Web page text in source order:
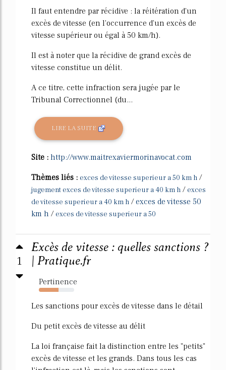
Il faut entendre par récidive : la réitération d'un
excès de vitesse (en l'occurrence d'un excès de
vitesse supérieur ou égal à 50 km/h).
Il est à noter que la récidive de grand excès de
vitesse constitue un délit.
A ce titre, cette infraction sera jugée par le
Tribunal Correctionnel (du...
LIRE LA SUITE
Site : http://www.maitrexaviermorinavocat.com
Thèmes liés : exces de vitesse superieur a 50 km h /
jugement exces de vitesse superieur a 40 km h / exces
de vitesse superieur a 40 km h /exces de vitesse 50
km h / exces de vitesse superieur a 50
1
Excès de vitesse : quelles sanctions ?
| Pratique.fr
Pertinence
55%
Les sanctions pour excès de vitesse dans le détail
Du petit excès de vitesse au délit
La loi française fait la distinction entre les "petits"
excès de vitesse et les grands. Dans tous les cas